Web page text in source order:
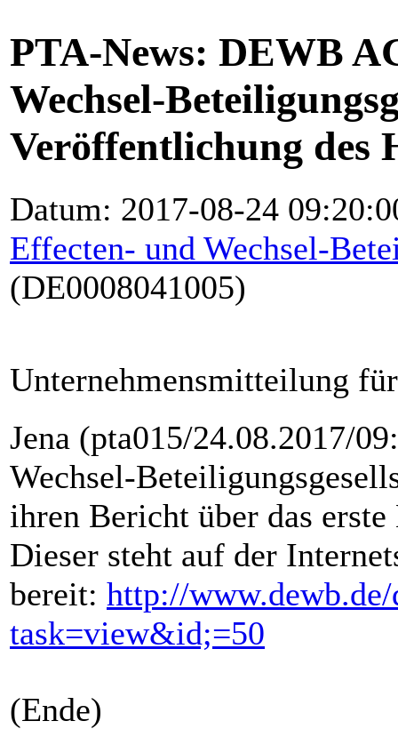
PTA-News: DEWB
Wechsel-
Veröffentlichung des
Datum: 2017-08-24
Effecten- und Wechsel-
(DE0008041005)
Unternehmensmitteilung
Jena (pta015/24.08.2017/
Wechsel-
ihren Bericht über das
Dieser steht auf der
bereit: http://
task=view&id;=50
(Ende)